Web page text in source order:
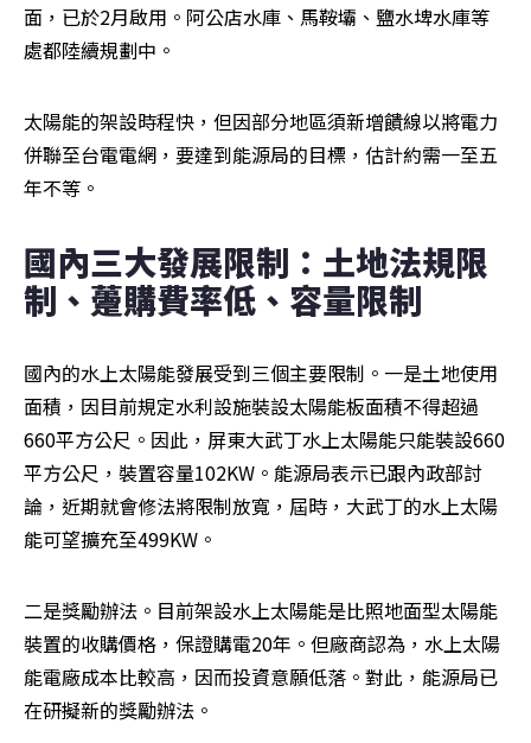
面，已於2月啟用。阿公店水庫、馬鞍壩、鹽水埤水庫等
處都陸續規劃中。
太陽能的架設時程快，但因部分地區須新增饋線以將電力
併聯至台電電網，要達到能源局的目標，估計約需一至五
年不等。
國內三大發展限制：土地法規限
制、躉購費率低、容量限制
國內的水上太陽能發展受到三個主要限制。一是土地使用
面積，因目前規定水利設施裝設太陽能板面積不得超過
660平方公尺。因此，屏東大武丁水上太陽能只能裝設660
平方公尺，裝置容量102KW。能源局表示已跟內政部討
論，近期就會修法將限制放寬，屆時，大武丁的水上太陽
能可望擴充至499KW。
二是獎勵辦法。目前架設水上太陽能是比照地面型太陽能
裝置的收購價格，保證購電20年。但廠商認為，水上太陽
能電廠成本比較高，因而投資意願低落。對此，能源局已
在研擬新的獎勵辦法。